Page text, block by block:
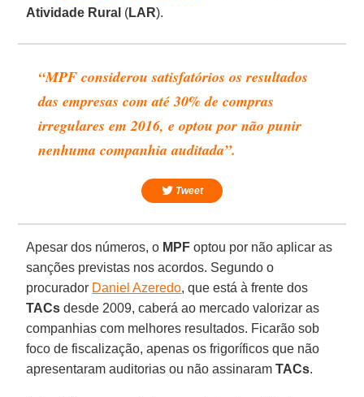
Atividade Rural (LAR).
“MPF considerou satisfatórios os resultados
das empresas com até 30% de compras
irregulares em 2016, e optou por não punir
nenhuma companhia auditada”.
Tweet
Apesar dos números, o MPF optou por não aplicar as
sanções previstas nos acordos. Segundo o
procurador Daniel Azeredo, que está à frente dos
TACs desde 2009, caberá ao mercado valorizar as
companhias com melhores resultados. Ficarão sob
foco de fiscalização, apenas os frigoríficos que não
apresentaram auditorias ou não assinaramTACs.